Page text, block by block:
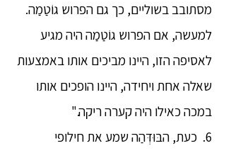
מסתובב בשוליים, כך גם הפרוש גוֹטַמַה.
למעשה, אם הפרוש גוֹטַמַה היה מגיע
לאסיפה הזו, היינו מביכים אותו באמצעות
שאלה אחת ויחידה, היינו הופכים אותו
במכה כאילו היה קערה ריקה."
6. כעת, הבּוּדְּהַה שמע את חילופי